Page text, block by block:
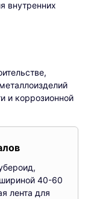
внутренних
и коррозионной
40-60
лента для